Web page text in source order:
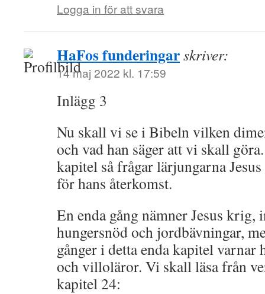
Logga in för att svara
HaFos funderingarskriver:
14 maj 2022 kl. 17:59
Inlägg 3
Nu skall vi se i Bibeln vilken
och vad han säger att vi skall
kapitel så frågar lärjungarna
för hans återkomst.
En enda gång nämner Jesus krig,
hungersnöd och jordbävningar,
gånger i detta enda kapitel
och villoläror. Vi skall läsa från
kapitel 24: